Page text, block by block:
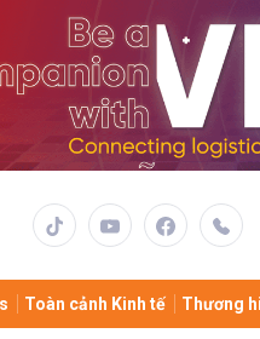
Toàn cảnh Kinh tế Thương